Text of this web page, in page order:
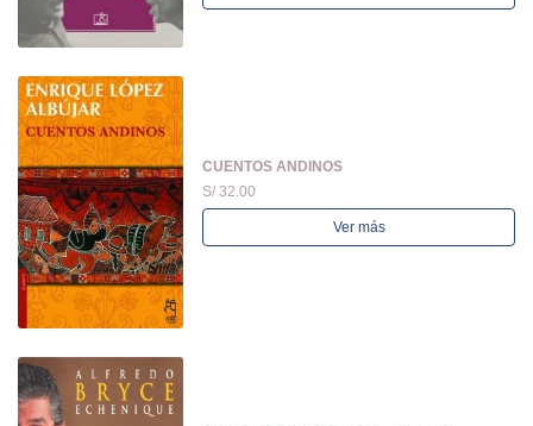
CUENTOS ANDINOS
S/ 32.00
Ver más